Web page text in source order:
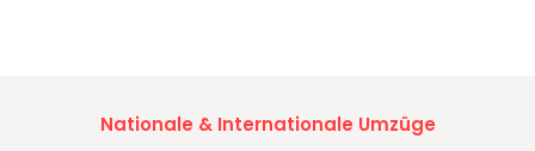
Nationale & Internationale Umzüge